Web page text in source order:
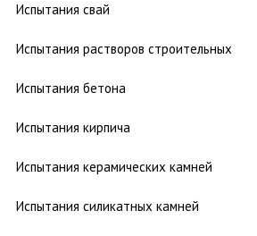
Испытания свай
Испытания растворов строительных
Испытания бетона
Испытания кирпича
Испытания керамических камней
Испытания силикатных камней